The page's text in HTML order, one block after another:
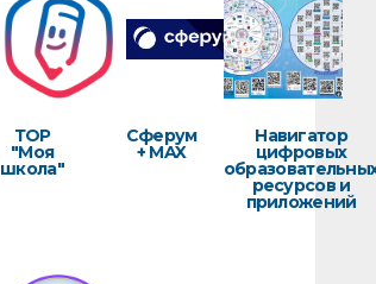
ТОР
"Моя
школа"
Сферум
+ MAX
Навигатор
цифровых
ресурсов и
приложений